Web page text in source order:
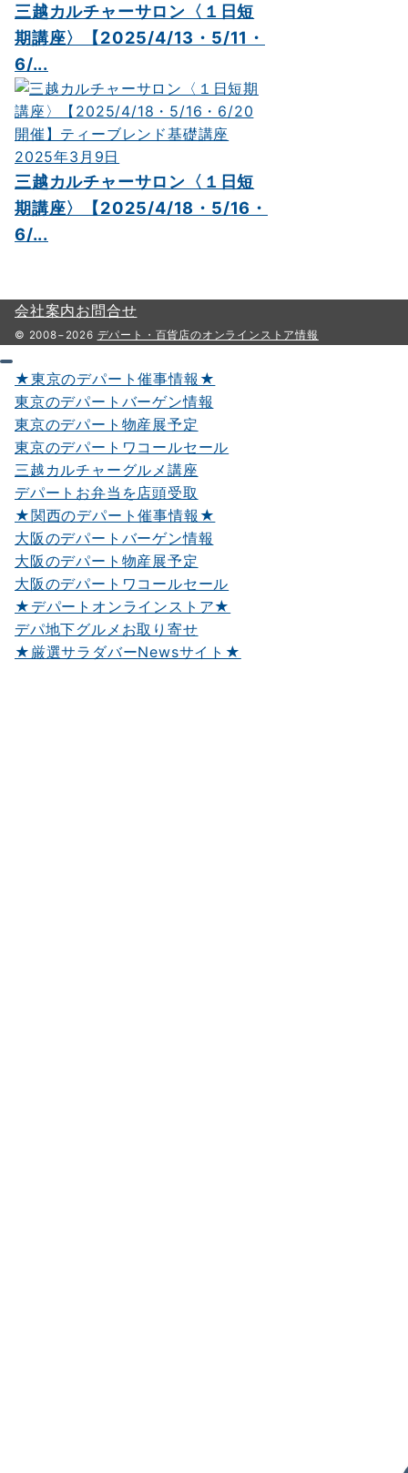
三越カルチャーサロン〈１日短
期講座〉【2025/4/13・5/11・
6/...
2025年3月9日
三越カルチャーサロン〈１日短
期講座〉【2025/4/18・5/16・
6/...
会社案内お問合せ
© 2008−2026 デパート・百貨店のオンラインストア情報
★東京のデパート催事情報★
東京のデパートバーゲン情報
東京のデパート物産展予定
東京のデパートワコールセール
三越カルチャーグルメ講座
デパートお弁当を店頭受取
★関西のデパート催事情報★
大阪のデパートバーゲン情報
大阪のデパート物産展予定
大阪のデパートワコールセール
★デパートオンラインストア★
デパ地下グルメお取り寄せ
★厳選サラダバーNewsサイト★